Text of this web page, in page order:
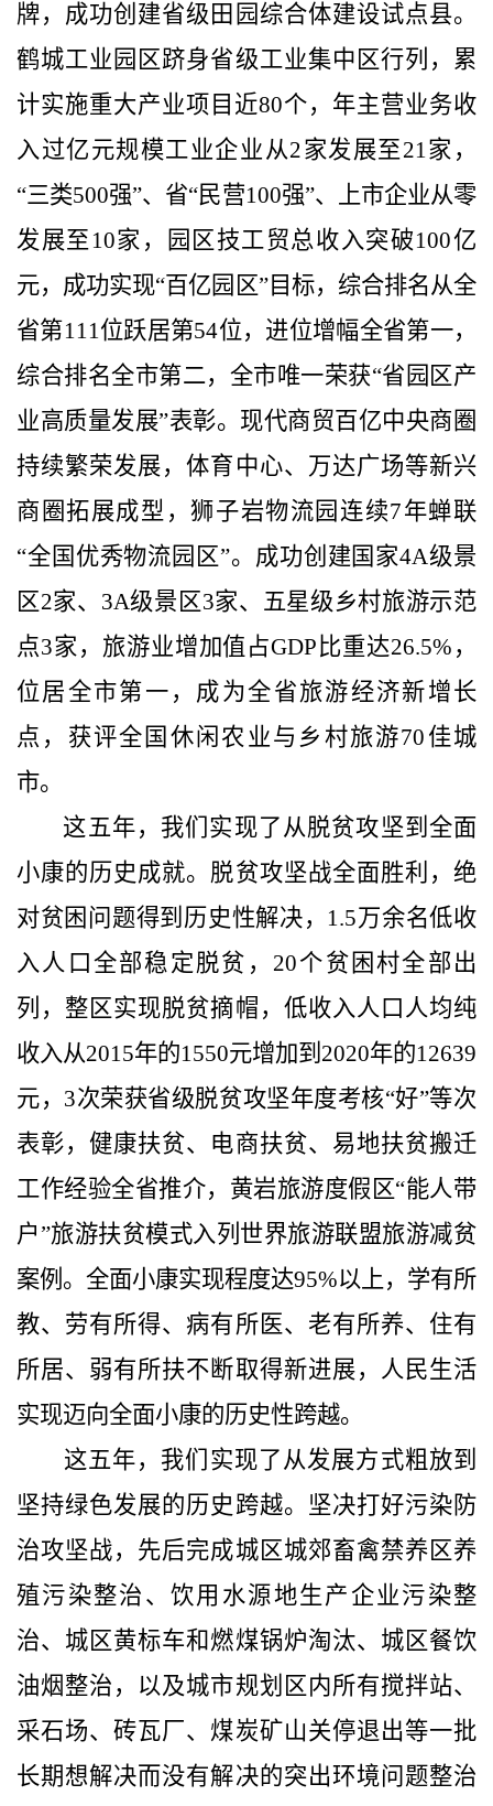
牌，成功创建省级田园综合体建设试点县。
鹤城工业园区跻身省级工业集中区行列，累
计实施重大产业项目近80个，年主营业务收
入过亿元规模工业企业从2家发展至21家，
“三类500强”、省“民营100强”、上市企业从零
发展至 10家，园区技工贸总收入突破100亿
元，成功实现“百亿园区”目标，综合排名从全
省第111位跃居第54位，进位增幅全省第一，
综合排名全市第二，全市唯一荣获“省园区产
业高质量发展”表彰。现代商贸百亿中央商圈
持续繁荣发展，体育中心、万达广场等新兴
商圈拓展成型，狮子岩物流园连续7年蝉联
“全国优秀物流园区”。成功创建国家4A级景
区2家、 3A级景区3家、五星级乡村旅游示范
点3家，旅游业增加值占GDP 比重达26.5% ，
位居全市第一，成为全省旅游经济新增长
点，获评全国休闲农业与乡村旅游70 佳城
市。
这五年，我们实现了从脱贫攻坚到全面
小康的历史成就。 脱贫攻坚战全面胜利，绝
对贫困问题得到历史性解决， 1.5万余名低收
入人口全部稳定脱贫， 20个贫困村全部出
列，整区实现脱贫摘帽 ，低收入人口 人均纯
收入从2015年的1550元增加到 2020年的12639
元， 3次荣获省级脱贫攻坚年度考核“好”等次
表彰，健康扶贫、电商扶贫、 易地扶贫搬迁
工作经验全省推介，黄岩旅游度假区“能人带
户”旅游扶贫模式入列世界旅游联盟旅游减贫
案例。全面小康实现程度达95%以上，学有所
教、劳有所得、病有所医、老有所养、住有
所居、弱有所扶不断取得新进展，人民生活
实现迈向全面小康的历史性跨越。
这五年，我们实现了从发展方式粗放到
坚持绿色发展的历史跨越。 坚决打好污染防
治攻坚战，先后完成城区城郊畜禽禁养区养
殖污染整治、饮用水源地生产企业污染整
治、城区黄标车和燃煤锅炉淘汰、城区餐饮
油烟整治，以及城市规划区内所有搅拌站、
采石场、砖瓦厂、煤炭矿山关停退出等一批
长期想解决而没有解决的突出环境问题整治